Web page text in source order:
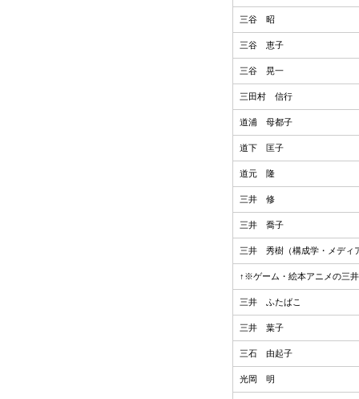
三谷 昭
三谷 恵子
三谷 晃一
三田村 信行
道浦 母都子
道下 匡子
道元 隆
三井 修
三井 喬子
三井 秀樹（構成学・メディ
↑※ゲーム・絵本アニメの三
三井 ふたばこ
三井 葉子
三石 由起子
光岡 明